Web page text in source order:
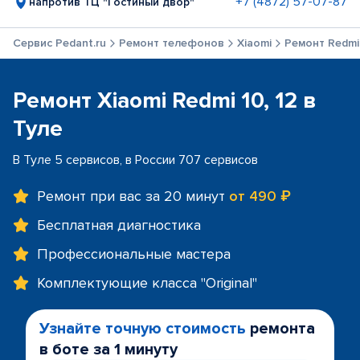
Сервис Pedant.ru Ремонт телефонов Xiaomi Ремонт
Ремонт Xiaomi Redmi 10, 12 в
Туле
В Туле 5 сервисов, в России 707 сервисов
Ремонт при вас за 20 минут от 490 ₽
Бесплатная диагностика
Профессиональные мастера
Комплектующие класса "Original"
Узнайте точную стоимость ремонта
в боте за 1 минуту